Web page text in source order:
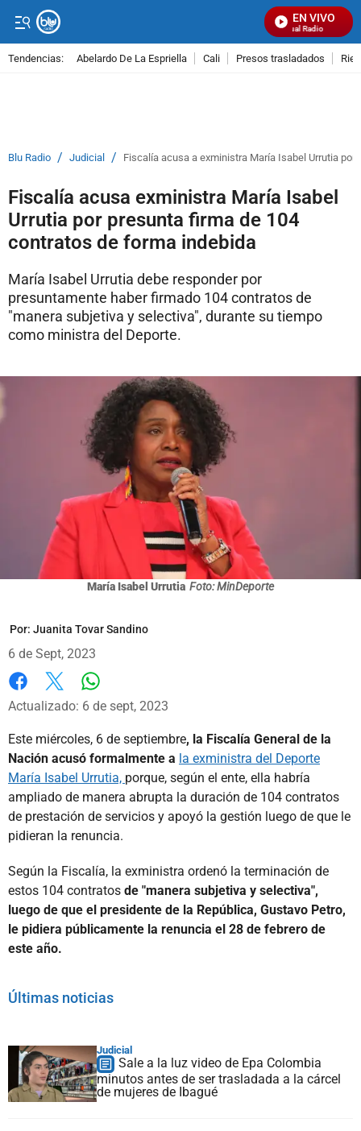
EN VIVO
Señal Visual Radio
Tendencias: Abelardo De La Espriella Cali Presos trasladados
Blu Radio / Judicial / Fiscalía acusa a exministra María Isabel Urrutia
Fiscalía acusa exministra María Isabel
Urrutia por presunta firma de 104
contratos de forma indebida
María Isabel Urrutia debe responder por
presuntamente haber firmado 104 contratos de
"manera subjetiva y selectiva", durante su tiempo
como ministra del Deporte.
María Isabel Urrutia Foto: MinDeporte
Por: Juanita Tovar Sandino
6 de Sept, 2023
Facebook
X
Actualizado: 6 de sept, 2023
Este miércoles, 6 de septiembre, la Fiscalía General de la
Nación acusó formalmente a la exministra del Deporte
María Isabel Urrutia, porque, según el ente, ella habría
ampliado de manera abrupta la duración de 104 contratos
de prestación de servicios y apoyó la gestión luego de que le
pidieran la renuncia.
Según la Fiscalía, la exministra ordenó la terminación de
estos 104 contratos de "manera subjetiva y selectiva",
luego de que el presidente de la República, Gustavo Petro,
le pidiera públicamente la renuncia el 28 de febrero de
este año.
Últimas noticias
Judicial
Sale a la luz video de Epa Colombia
minutos antes de ser trasladada a la cárcel
de mujeres de Ibagué